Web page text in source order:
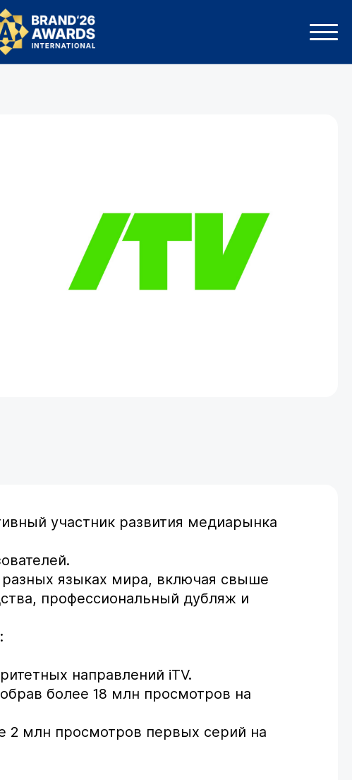
участник развития медиарынка
разных языках мира, включая свыше
профессиональный дубляж и
направлений iTV.
более 18 млн просмотров на
2 млн просмотров первых серий на